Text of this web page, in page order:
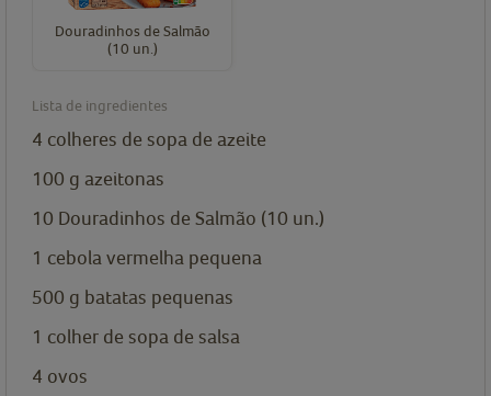
Douradinhos de Salmão
(10 un.)
Lista de ingredientes
4 colheres de sopa de azeite
100 g azeitonas
10 Douradinhos de Salmão (10 un.)
1 cebola vermelha pequena
500 g batatas pequenas
1 colher de sopa de salsa
4 ovos